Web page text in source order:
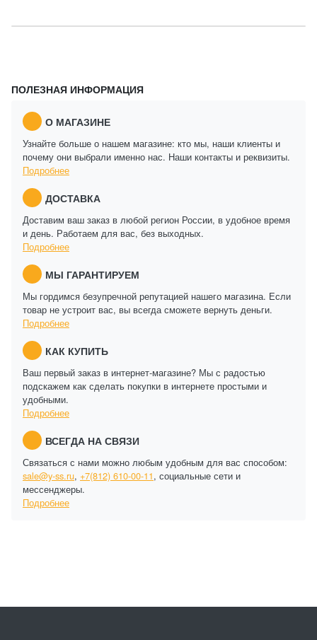
ПОЛЕЗНАЯ ИНФОРМАЦИЯ
О МАГАЗИНЕ
Узнайте больше о нашем магазине: кто мы, наши клиенты и
почему они выбрали именно нас. Наши контакты и реквизиты.
Подробнее
ДОСТАВКА
Доставим ваш заказ в любой регион России, в удобное время
и день. Работаем для вас, без выходных.
Подробнее
МЫ ГАРАНТИРУЕМ
Мы гордимся безупречной репутацией нашего магазина. Если
товар не устроит вас, вы всегда сможете вернуть деньги.
Подробнее
КАК КУПИТЬ
Ваш первый заказ в интернет-магазине? Мы с радостью
подскажем как сделать покупки в интернете простыми и
удобными.
Подробнее
ВСЕГДА НА СВЯЗИ
Связаться с нами можно любым удобным для вас способом:
sale@y-ss.ru, +7(812) 610-00-11, социальные сети и
мессенджеры.
Подробнее